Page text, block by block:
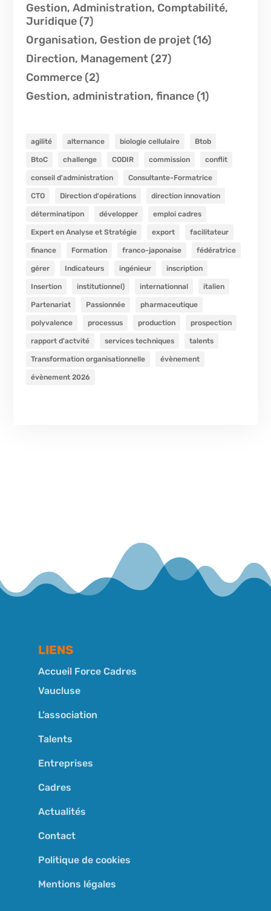
Gestion, Administration, Comptabilité,
Juridique(7)
Organisation, Gestion de projet(16)
Direction, Management(27)
Commerce(2)
Gestion, administration, finance(1)
agilité alternance biologie cellulaire Btob
BtoC challenge CODIR commission conflit
conseil d'administration Consultante-Formatrice
CTO Direction d'opérations direction innovation
déterminatipon développer emploi cadres
Expert en Analyse et Stratégie export facilitateur
finance Formation franco-japonaise fédératrice
gérer Indicateurs ingénieur inscription
Insertion institutionnel) internationnal italien
Partenariat Passionnée pharmaceutique
polyvalence processus production prospection
rapport d'actvité services techniques talents
Transformation organisationnelle évènement
évènement 2026
LIENS
Accueil Force Cadres
Vaucluse
L’association
Talents
Entreprises
Cadres
Actualités
Contact
Politique de cookies
Mentions légales